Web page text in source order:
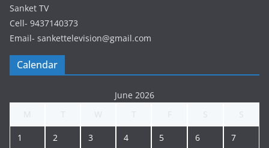
Sanket TV
Cell- 9437140373
Email- sankettelevision@gmail.com
Calendar
June 2026
1 2 3 4 5 6 7